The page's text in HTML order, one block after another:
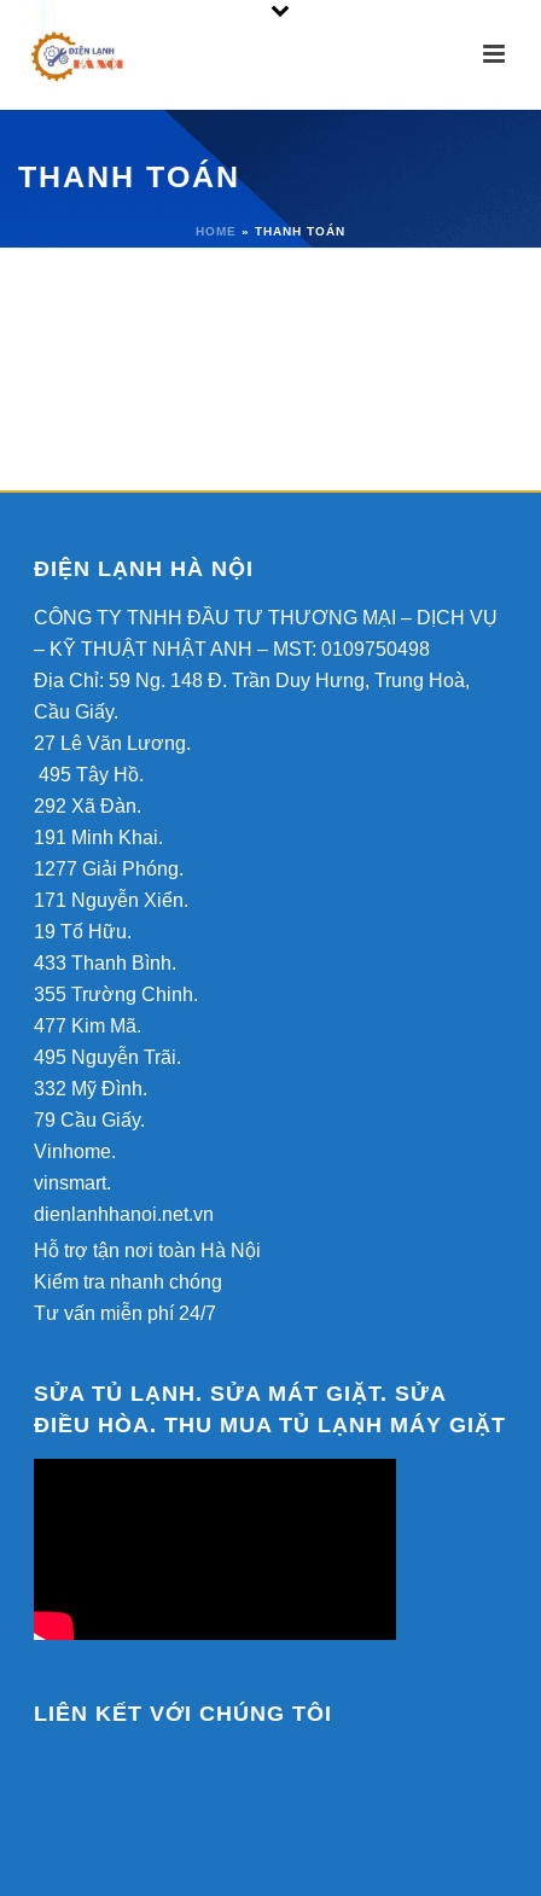
THANH TOÁN
HOME » THANH TOÁN
ĐIỆN LẠNH HÀ NỘI
CÔNG TY TNHH ĐẦU TƯ THƯƠNG MẠI – DỊCH VỤ
– KỸ THUẬT NHẬT ANH – MST: 0109750498
Địa Chỉ: 59 Ng. 148 Đ. Trần Duy Hưng, Trung Hoà,
Cầu Giấy.
27 Lê Văn Lương.
495 Tây Hồ.
292 Xã Đàn.
191 Minh Khai.
1277 Giải Phóng.
171 Nguyễn Xiển.
19 Tố Hữu.
433 Thanh Bình.
355 Trường Chinh.
477 Kim Mã.
495 Nguyễn Trãi.
332 Mỹ Đình.
79 Cầu Giấy.
Vinhome.
vinsmart.
dienlanhhanoi.net.vn
Hỗ trợ tận nơi toàn Hà Nội
Kiểm tra nhanh chóng
Tư vấn miễn phí 24/7
SỬA TỦ LẠNH. SỬA MÁT GIẶT. SỬA
ĐIỀU HÒA. THU MUA TỦ LẠNH MÁY GIẶT
LIÊN KẾT VỚI CHÚNG TÔI